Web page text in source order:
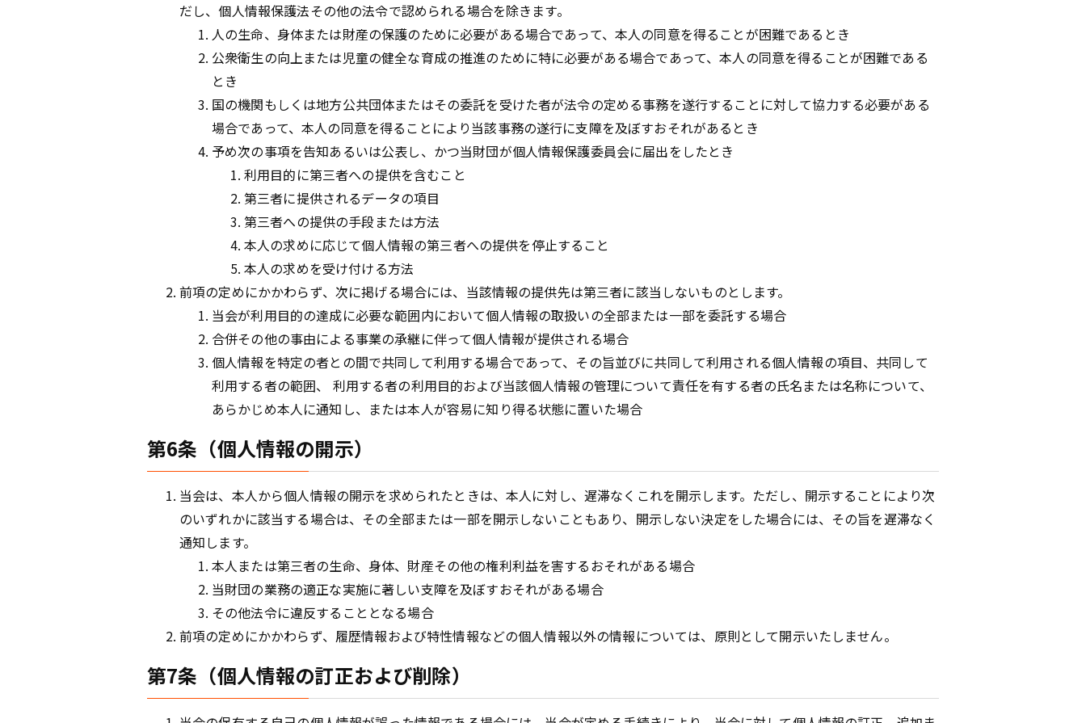
だし、個人情報保護法その他の法令で認められる場合を除きます。
人の生命、身体または財産の保護のために必要がある場合であって、本人の同意を得ることが困難であるとき
公衆衛生の向上または児童の健全な育成の推進のために特に必要がある場合であって、本人の同意を得ることが困難である
とき
国の機関もしくは地方公共団体またはその委託を受けた者が法令の定める事務を遂行することに対して協力する必要がある
場合であって、本人の同意を得ることにより当該事務の遂行に支障を及ぼすおそれがあるとき
予め次の事項を告知あるいは公表し、かつ当財団が個人情報保護委員会に届出をしたとき
利用目的に第三者への提供を含むこと
第三者に提供されるデータの項目
第三者への提供の手段または方法
本人の求めに応じて個人情報の第三者への提供を停止すること
本人の求めを受け付ける方法
前項の定めにかかわらず、次に掲げる場合には、当該情報の提供先は第三者に該当しないものとします。
当会が利用目的の達成に必要な範囲内において個人情報の取扱いの全部または一部を委託する場合
合併その他の事由による事業の承継に伴って個人情報が提供される場合
個人情報を特定の者との間で共同して利用する場合であって、その旨並びに共同して利用される個人情報の項目、共同して
利用する者の範囲、 利用する者の利用目的および当該個人情報の管理について責任を有する者の氏名または名称について、
あらかじめ本人に通知し、または本人が容易に知り得る状態に置いた場合
第6条（個人情報の開示）
当会は、本人から個人情報の開示を求められたときは、本人に対し、遅滞なくこれを開示します。ただし、開示することにより次
のいずれかに該当する場合は、その全部または一部を開示しないこともあり、開示しない決定をした場合には、その旨を遅滞なく
通知します。
本人または第三者の生命、身体、財産その他の権利利益を害するおそれがある場合
当財団の業務の適正な実施に著しい支障を及ぼすおそれがある場合
その他法令に違反することとなる場合
前項の定めにかかわらず、履歴情報および特性情報などの個人情報以外の情報については、原則として開示いたしません。
第7条（個人情報の訂正および削除）